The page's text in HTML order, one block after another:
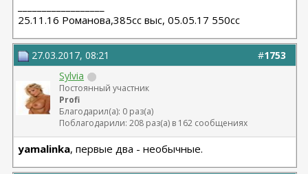
25.11.16 Романова,385сс выс, 05.05.17 550сс
#1753
27.03.2017, 08:21
Sylvia
Постоянный участник
Profi
Благодарил(а): 0 раз(а)
Поблагодарили: 208 раз(а) в 162 сообщениях
yamalinka, первые два - необычные.